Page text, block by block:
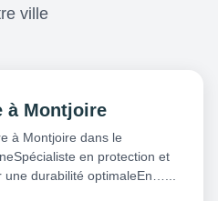
ville
à Montjoire
à Montjoire dans le
en protection et
durabilité optimaleEn…...